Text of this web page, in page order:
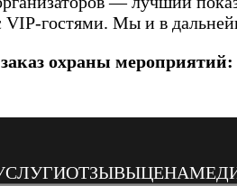
VIP-гостями. Мы и в
охраны мероприятий:
ОТЗЫВЫЦЕНА